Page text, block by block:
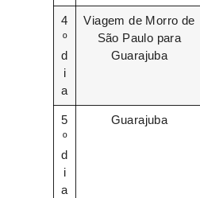
4
º
d
i
a
Viagem de Morro de
São Paulo para
Guarajuba
5
º
d
i
a
Guarajuba